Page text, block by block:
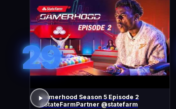
29
Gamerhood Season 5 Episode 2
#StateFarmPartner @statefarm